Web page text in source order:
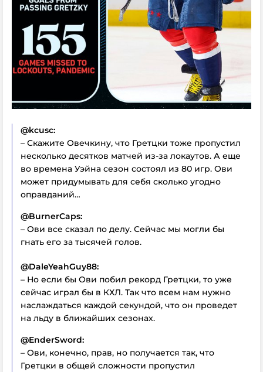
@kcusc:
– Скажите Овечкину, что Гретцки тоже пропустил
несколько десятков матчей из-за локаутов. А еще
во времена Уэйна сезон состоял из 80 игр. Ови
может придумывать для себя сколько угодно
оправданий…
@BurnerCaps:
– Ови все сказал по делу. Сейчас мы могли бы
гнать его за тысячей голов.
@DaleYeahGuy88:
– Но если бы Ови побил рекорд Гретцки, то уже
сейчас играл бы в КХЛ. Так что всем нам нужно
наслаждаться каждой секундой, что он проведет
на льду в ближайших сезонах.
@EnderSword:
– Ови, конечно, прав, но получается так, что
Гретцки в общей сложности пропустил